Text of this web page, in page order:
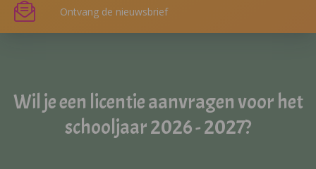
Ontvang de nieuwsbrief
Wil je een licentie aanvragen voor het
schooljaar 2026 - 2027?